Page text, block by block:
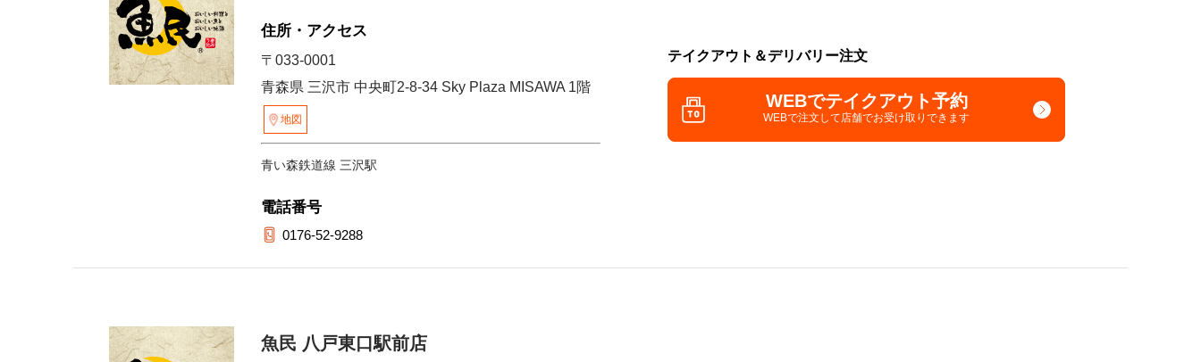
住所・アクセス
〒033-0001
青森県 三沢市 中央町2-8-34 Sky Plaza MISAWA 1階
地図
青い森鉄道線 三沢駅
電話番号
0176-52-9288
テイクアウト＆デリバリー注文
WEBでテイクアウト予約
WEBで注文して店舗でお受け取りできます
魚民 八戸東口駅前店